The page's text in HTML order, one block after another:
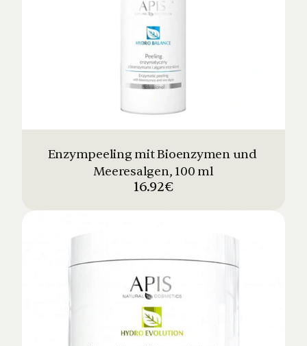
Enzympeeling mit Bioenzymen und
Meeresalgen, 100 ml
16.92€